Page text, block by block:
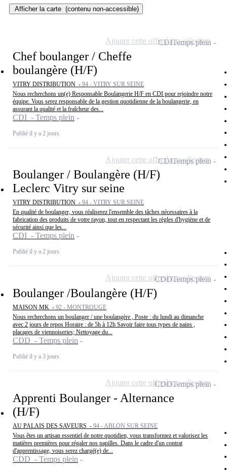
Afficher la carte (contenu non-accessible)
Chef boulanger / Cheffe
boulangère (H/F)
VITRY DISTRIBUTION - 94 - VITRY SUR SEINE
Nous recherchons un(e) Responsable Boulangerie H/F en CDI pour rejoindre notre
équipe. Vous serez responsable de la gestion quotidienne de la boulangerie, en
assurant la qualité et la fraîcheur des...
CDI - Temps plein
Publié il y a 2 jours
CDITemps plein
Ajouter cette offre à ma sélection
Boulanger / Boulangère (H/F)
Leclerc Vitry sur seine
VITRY DISTRIBUTION - 94 - VITRY SUR SEINE
En qualité de boulanger, vous réaliserez l'ensemble des tâches nécessaires à la
fabrication des produits de votre rayon, tout en respectant les règles d'hygiène et de
sécurité ainsi que les...
CDI - Temps plein
Publié il y a 2 jours
CDITemps plein
Ajouter cette offre à ma sélection
Boulanger /Boulangère (H/F)
MAISON MK - 92 - MONTROUGE
Nous recherchons un boulanger / une boulangère , Poste : du lundi au dimanche
avec 2 jours de repos Horaire : de 5h à 12h Savoir faire tous types de pains ,
placages de viennoiseries; Nettoyage du...
CDD - Temps plein
Publié il y a 3 jours
CDDTemps plein
Ajouter cette offre à ma sélection
Apprenti Boulanger - Alternance
(H/F)
AU PALAIS DES SAVEURS - 94 - ABLON SUR SEINE
Vous êtes un artisan essentiel de notre quotidien, vous transformez et valorisez les
matières premières pour régaler nos papilles. Dans le cadre d'un contrat
d'apprentissage, vous serez chargé(e) de...
CDD - Temps plein
CDDTemps plein
Ajouter cette offre à ma sélection